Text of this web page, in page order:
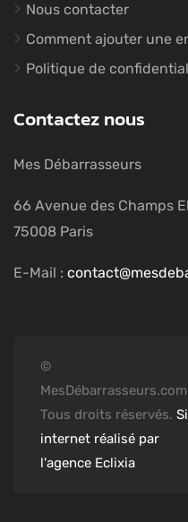
Nous contacter
Comment ajouter une
Politique de
Contactez nous
Mes Débarrasseurs
66 Avenue des Champs
75008 Paris
E-Mail :
©
MesDébarrasseurs.com
Tous droits réservés.
internet réalisé par
l'agence Eclixia